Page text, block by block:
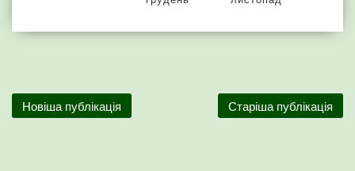
Новіша публікація Старіша публікація